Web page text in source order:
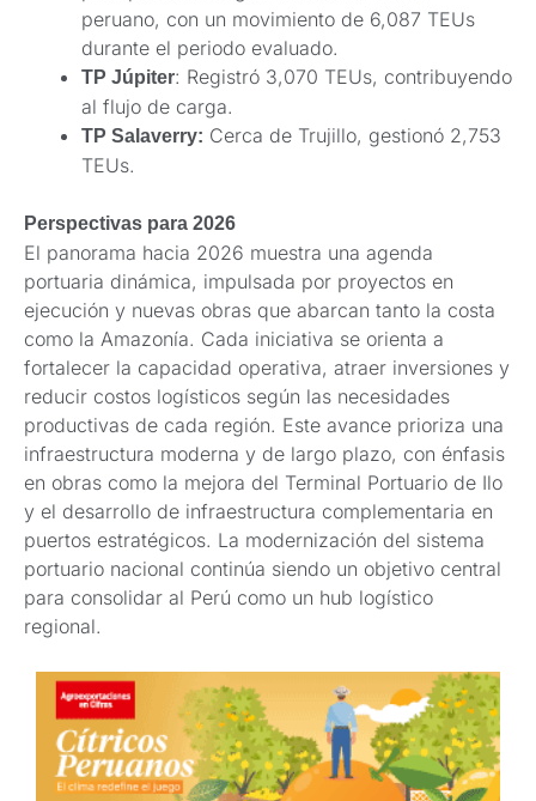
peruano, con un movimiento de 6,087 TEUs
durante el periodo evaluado.
TP Júpiter: Registró 3,070 TEUs, contribuyendo
al flujo de carga.
TP Salaverry: Cerca de Trujillo, gestionó 2,753
TEUs.
Perspectivas para 2026
El panorama hacia 2026 muestra una agenda
portuaria dinámica, impulsada por proyectos en
ejecución y nuevas obras que abarcan tanto la costa
como la Amazonía. Cada iniciativa se orienta a
fortalecer la capacidad operativa, atraer inversiones y
reducir costos logísticos según las necesidades
productivas de cada región. Este avance prioriza una
infraestructura moderna y de largo plazo, con énfasis
en obras como la mejora del Terminal Portuario de Ilo
y el desarrollo de infraestructura complementaria en
puertos estratégicos. La modernización del sistema
portuario nacional continúa siendo un objetivo central
para consolidar al Perú como un hub logístico
regional.